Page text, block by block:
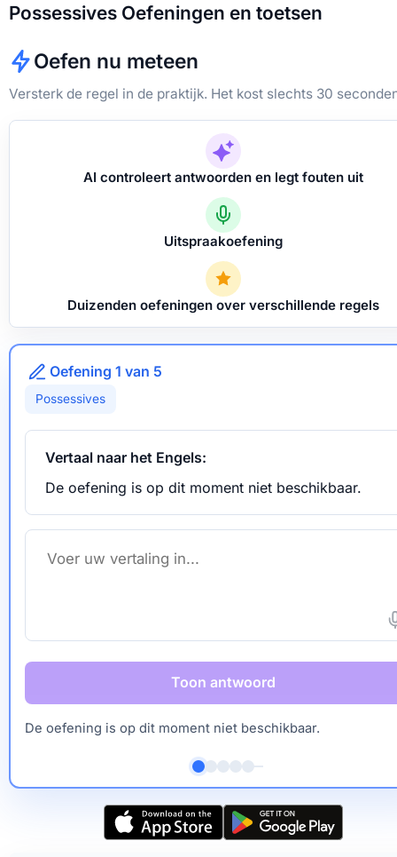
Possessives Oefeningen en toetsen
Oefen nu meteen
Versterk de regel in de praktijk. Het kost slechts 30
AI controleert antwoorden en legt fouten uit
Uitspraakoefening
Duizenden oefeningen over verschillende regels
Oefening 1 van 5
Possessives
Vertaal naar het Engels:
De oefening is op dit moment niet beschikbaar.
Toon antwoord
De oefening is op dit moment niet beschikbaar.